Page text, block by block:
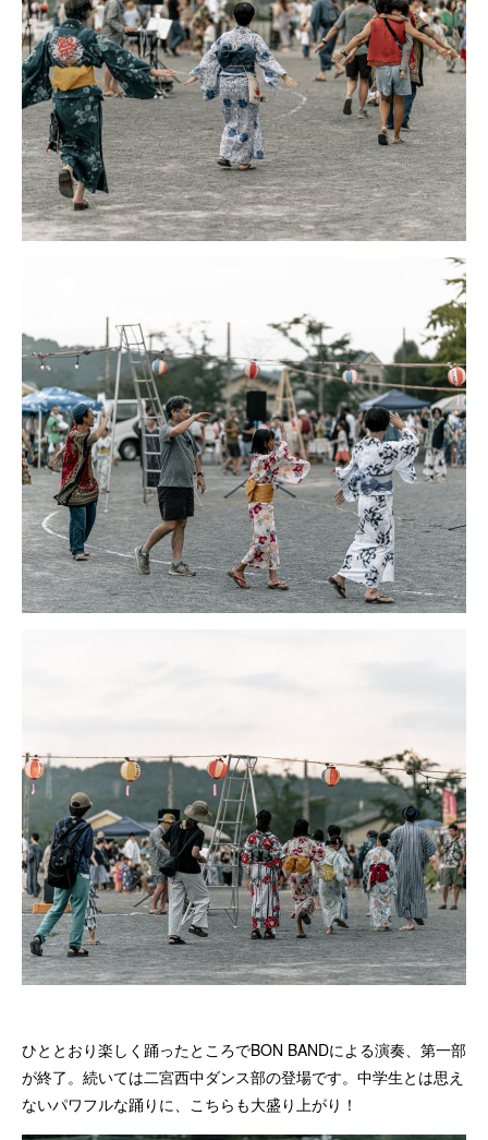
ひととおり楽しく踊ったところでBON BANDによる演奏、第一部
が終了。続いては二宮西中ダンス部の登場です。中学生とは思え
ないパワフルな踊りに、こちらも大盛り上がり！